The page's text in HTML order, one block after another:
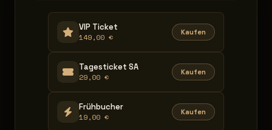
VIP Ticket
149,00 €
Kaufen
Tagesticket SA
29,00 €
Kaufen
Frühbucher
19,00 €
Kaufen